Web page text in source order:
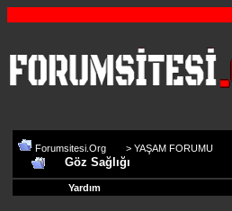
Forumsitesi.Org > YAŞAM FORUMU
Göz Sağlığı
Yardım